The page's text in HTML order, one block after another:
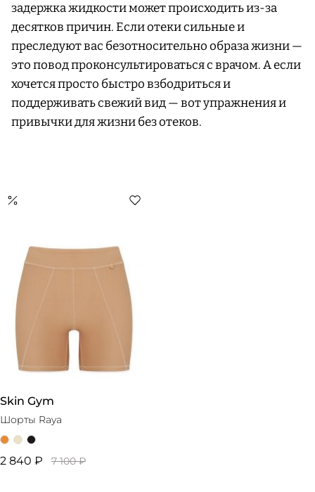
задержка жидкости может происходить из-за
десятков причин. Если отеки сильные и
преследуют вас безотносительно образа жизни —
это повод проконсультироваться с врачом. А если
хочется просто быстро взбодриться и
поддерживать свежий вид — вот упражнения и
привычки для жизни без отеков.
Skin Gym
Шорты Raya
2 840 ₽ 7 100 ₽